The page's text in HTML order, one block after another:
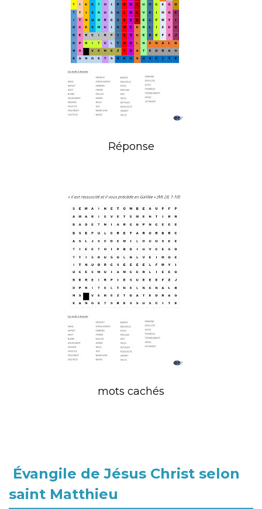
Réponse
mots cachés
Évangile de Jésus Christ selon
saint Matthieu